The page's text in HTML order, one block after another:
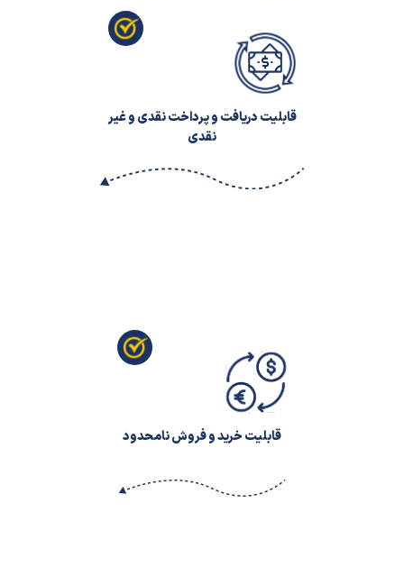
قابلیت دریافت و پرداخت نقدی و غیر
قابلیت خرید و فروش نامحدود